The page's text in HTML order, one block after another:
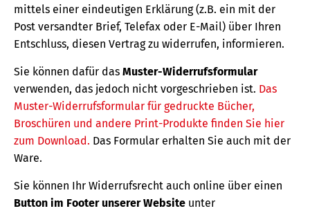
mittels einer eindeutigen Erklärung (z.B. ein mit der
Post versandter Brief, Telefax oder E-Mail) über Ihren
Entschluss, diesen Vertrag zu widerrufen, informieren.
Sie können dafür das Muster-Widerrufsformular
verwenden, das jedoch nicht vorgeschrieben ist. Das
Muster-Widerrufsformular für gedruckte Bücher,
Broschüren und andere Print-Produkte finden Sie hier
zum Download. Das Formular erhalten Sie auch mit der
Ware.
Sie können Ihr Widerrufsrecht auch online über einen
Button im Footer unserer Website unter